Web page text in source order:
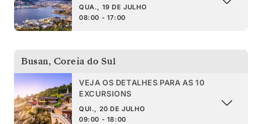
QUA., 19 DE JULHO
08:00 - 17:00
Busan, Coreia do Sul
VEJA OS DETALHES PARA AS 10
EXCURSIONS
QUI., 20 DE JULHO
09:00 - 18:00